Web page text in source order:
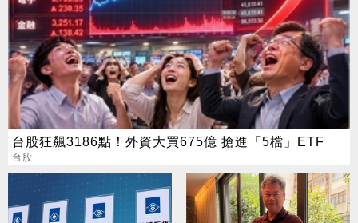
台股狂飆3186點！外資大買675億 搶進「5檔」ETF
台股